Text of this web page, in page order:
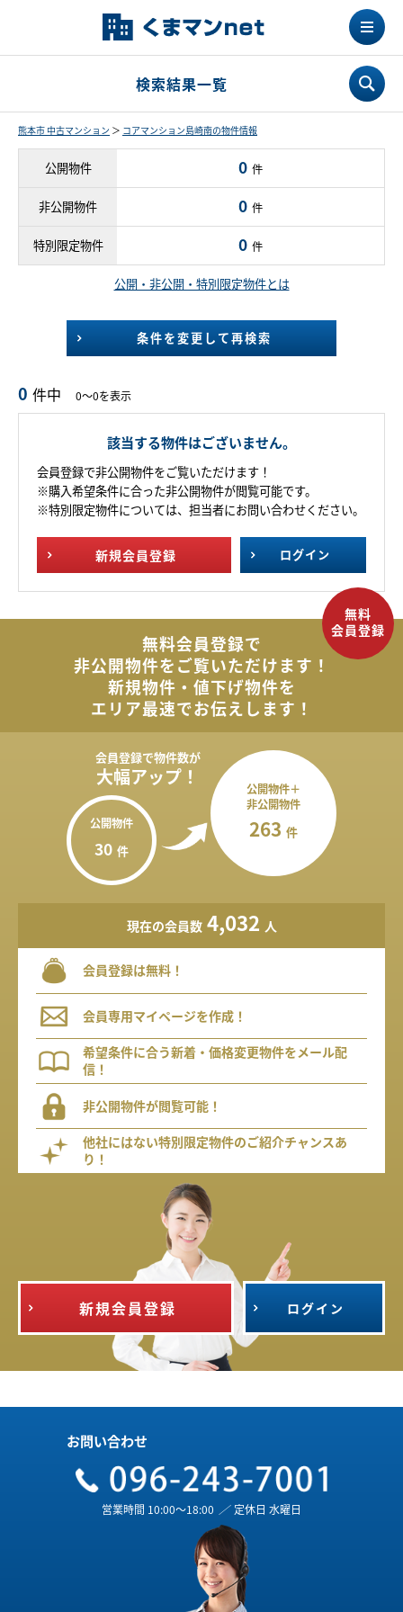
検索結果一覧
熊本市 中古マンション ＞ コアマンション島崎南の物件情報
公開物件 0 件
非公開物件 0 件
特別限定物件 0 件
公開・非公開・特別限定物件とは
条件を変更して再検索
0 件中 0～0を表示
該当する物件はございません。
会員登録で非公開物件をご覧いただけます！
※購入希望条件に合った非公開物件が閲覧可能です。
※特別限定物件については、担当者にお問い合わせください。
新規会員登録 ログイン
無料会員登録で
非公開物件をご覧いただけます！
新規物件・値下げ物件を
エリア最速でお伝えします！
会員登録で物件数が
大幅アップ！
公開物件
30 件
公開物件＋
非公開物件
263 件
現在の会員数 4,032 人
会員登録は無料！
会員専用マイページを作成！
希望条件に合う新着・価格変更物件をメール配
信！
非公開物件が閲覧可能！
他社にはない特別限定物件のご紹介チャンスあ
り！
新規会員登録 ログイン
お問い合わせ
営業時間 10:00～18:00 ／ 定休日 水曜日